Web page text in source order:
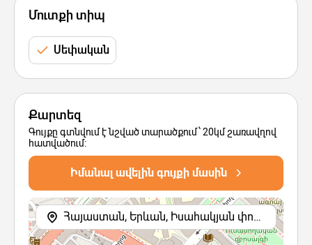
Մուտքի տիպ
Սեփական
Քարտեզ
Գույքը գտնվում է նշված տարածքում՝ 20կմ շառավղով
հատվածում:
Իմանալ ավելին գույքի մասին
Հայաստան, Երևան, Իսահակյան փողոց